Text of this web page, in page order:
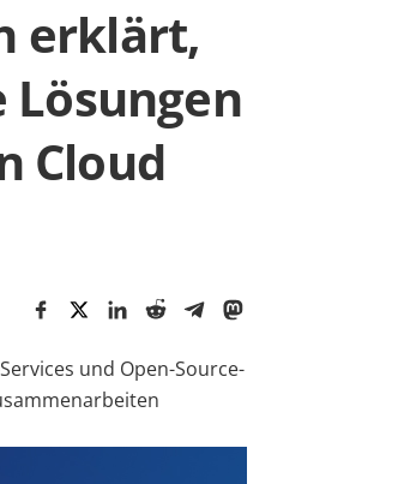
erklärt,
Cloud
und Open-Source-